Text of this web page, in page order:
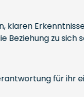
Beziehung zu sich
für ihr